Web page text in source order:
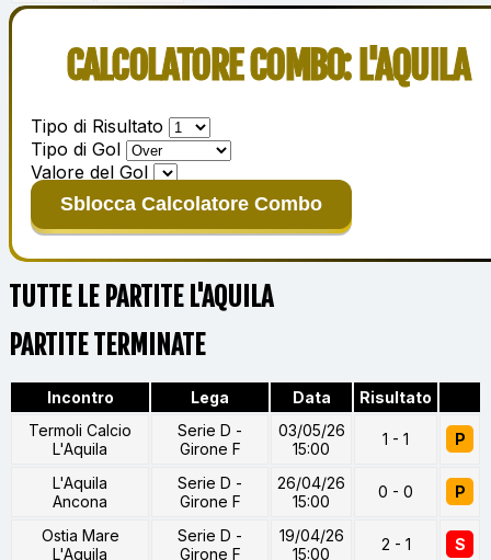
CALCOLATORE COMBO: L'AQUILA
Tipo di Risultato
Tipo di Gol
Valore del Gol
Sblocca Calcolatore Combo
TUTTE LE PARTITE L'AQUILA
PARTITE TERMINATE
Incontro Lega Data
Risultato
Termoli Calcio
L'Aquila
Serie D -
Girone F
03/05/26
15:00
1 - 1 P
L'Aquila
Ancona
Serie D -
Girone F
26/04/26
15:00
0 - 0 P
Ostia Mare
L'Aquila
Serie D -
Girone F
19/04/26
15:00
2 - 1 S